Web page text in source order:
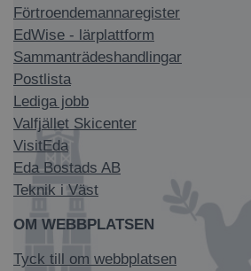
Förtroendemannaregister
EdWise - lärplattform
Sammanträdeshandlingar
Postlista
Lediga jobb
Valfjället Skicenter
VisitEda
Eda Bostads AB
Teknik i Väst
OM WEBBPLATSEN
Tyck till om webbplatsen